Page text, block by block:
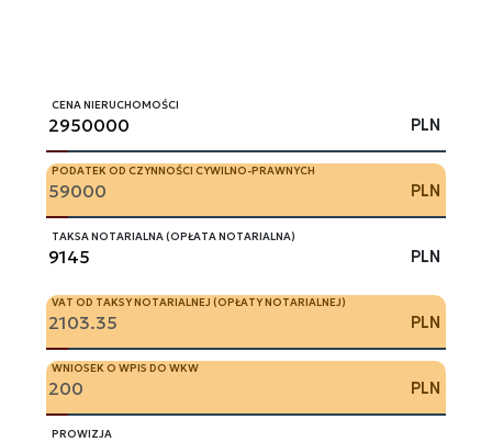
CENA NIERUCHOMOŚCI
PLN
PODATEK OD CZYNNOŚCI CYWILNO-PRAWNYCH
PLN
TAKSA NOTARIALNA (OPŁATA NOTARIALNA)
PLN
VAT OD TAKSY NOTARIALNEJ (OPŁATY NOTARIALNEJ)
PLN
WNIOSEK O WPIS DO WKW
PLN
PROWIZJA